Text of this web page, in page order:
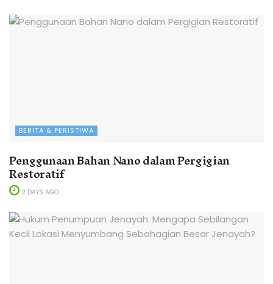
BERITA & PERISTIWA
Penggunaan Bahan Nano dalam Pergigian
Restoratif
2 DAYS AGO